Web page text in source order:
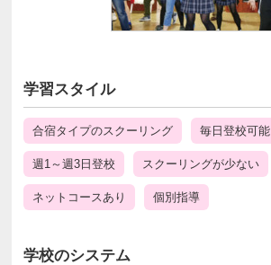
学習スタイル
合宿タイプのスクーリング 毎日登校可能
週1～週3日登校 スクーリングが少ない
ネットコースあり 個別指導
学校のシステム